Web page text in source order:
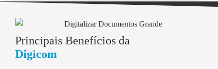
Principais Benefícios da
Digicom